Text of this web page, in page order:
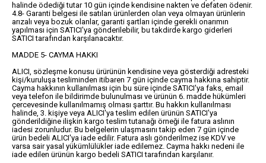
halinde ödediği tutar 10 gün içinde kendisine nakten ve defaten ödenir.
4.8- Garanti belgesi ile satılan ürünlerden olan veya olmayan ürünlerin
arızalı veya bozuk olanlar, garanti şartları içinde gerekli onarımın
yapılması için SATICI'ya gönderilebilir, bu takdirde kargo giderleri
SATICI tarafından karşılanacaktır.
MADDE 5- CAYMA HAKKI
ALICI, sözleşme konusu ürürünün kendisine veya gösterdiği adresteki
kişi/kuruluşa tesliminden itibaren 7 gün içinde cayma hakkına sahiptir.
Cayma hakkının kullanılması için bu süre içinde SATICI'ya faks, email
veya telefon ile bildirimde bulunulması ve ürünün 6. madde hükümleri
çercevesinde kullanılmamış olması şarttır. Bu hakkın kullanılması
halinde, 3. kişiye veya ALICI'ya teslim edilen ürünün SATICI'ya
gönderildiğine ilişkin kargo teslim tutanağı örneği ile fatura aslının
iadesi zorunludur. Bu belgelerin ulaşmasını takip eden 7 gün içinde
ürün bedeli ALICI'ya iade edilir. Fatura aslı gönderilmez ise KDV ve
varsa sair yasal yükümlülükler iade edilemez. Cayma hakkı nedeni ile
iade edilen ürünün kargo bedeli SATICI tarafından karşılanır.